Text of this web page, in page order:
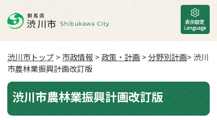
渋川市トップ > 市政情報 > 政策・計画 >分野別計画> 渋川
市農林業振興計画改訂版
渋川市農林業振興計画改訂版